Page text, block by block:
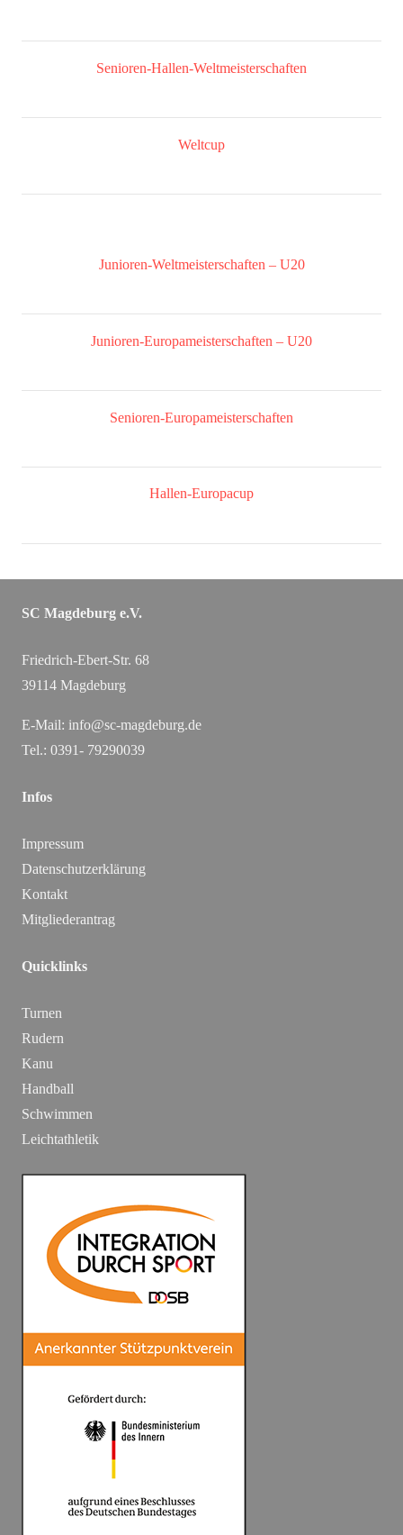
Senioren-Hallen-Weltmeisterschaften
Weltcup
Junioren-Weltmeisterschaften – U20
Junioren-Europameisterschaften – U20
Senioren-Europameisterschaften
Hallen-Europacup
SC Magdeburg e.V.
Friedrich-Ebert-Str. 68
39114 Magdeburg
E-Mail: info@sc-magdeburg.de
Tel.: 0391- 79290039
Infos
Impressum
Datenschutzerklärung
Kontakt
Mitgliederantrag
Quicklinks
Turnen
Rudern
Kanu
Handball
Schwimmen
Leichtathletik